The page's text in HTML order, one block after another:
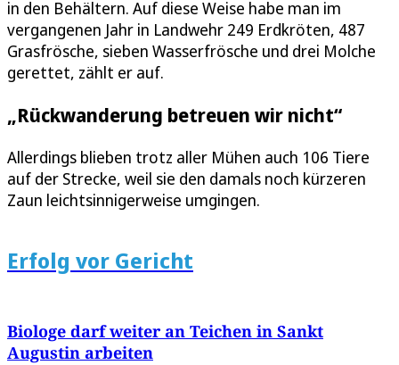
in den Behältern. Auf diese Weise habe man im
vergangenen Jahr in Landwehr 249 Erdkröten, 487
Grasfrösche, sieben Wasserfrösche und drei Molche
gerettet, zählt er auf.
„Rückwanderung betreuen wir nicht“
Allerdings blieben trotz aller Mühen auch 106 Tiere
auf der Strecke, weil sie den damals noch kürzeren
Zaun leichtsinnigerweise umgingen.
Erfolg vor Gericht
Biologe darf weiter an Teichen in Sankt
Augustin arbeiten